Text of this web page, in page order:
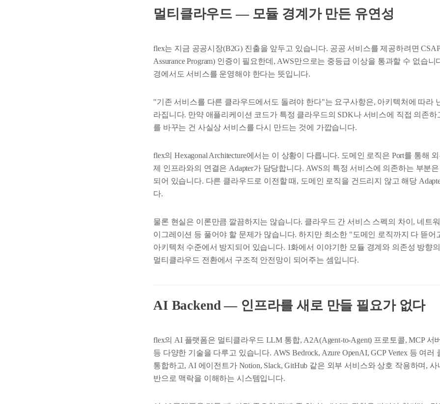
멀티클라우드 — 모듈 경계가 만든 유연성
flex는 지금 공공시장(B2G) 진출을 앞두고 있습니다. 공공 서비스를 제공하려면
Assurance Program) 인증이 필요한데, AWS만으로는 중등급 이상을 통과할 수 없습
경에서도 서비스를 운영해야 한다는 뜻입니다.
"기존 서비스를 다른 클라우드에서도 돌려야 한다"는 요구사항은, 아키텍처에 따라
라집니다. 만약 애플리케이션 코드가 특정 클라우드의 SDK나 서비스에 직접 의존하
를 바꾸는 건 사실상 서비스를 다시 만드는 것에 가깝습니다.
flex의 Hexagonal Architecture에서는 이 상황이 다릅니다. 도메인 로직은 Port를 통해
제 인프라와의 연결은 Adapter가 담당합니다. AWS의 특정 서비스에 의존하는 부분
되어 있습니다. 다른 클라우드로 이전할 때, 도메인 로직을 건드리지 않고 해당
다.
물론 현실은 이론만큼 깔끔하지는 않습니다. 클라우드 간 서비스 스펙의 차이, 네트
이그레이션 등 풀어야 할 문제가 많습니다. 하지만 최소한 "도메인 로직까지 다 뜯어
아키텍처 수준에서 방지되어 있습니다. 1화에서 이야기한 모듈 경계와 의존성 방향
멀티클라우드 전환에서 구조적 안전망이 되어주는 셈입니다.
AI Backend — 인프라를 새로 만들 필요가 없다
flex의 AI 플랫폼은 멀티클라우드 LLM 통합, A2A(Agent-to-Agent) 프로토콜, MCP 서
등 다양한 기술을 다루고 있습니다. AWS Bedrock, Azure OpenAI, GCP Vertex 등 여
통합하고, AI 에이전트가 Notion, Slack, GitHub 같은 외부 서비스와 상호 작용하며,
반으로 맥락을 이해하는 시스템입니다.